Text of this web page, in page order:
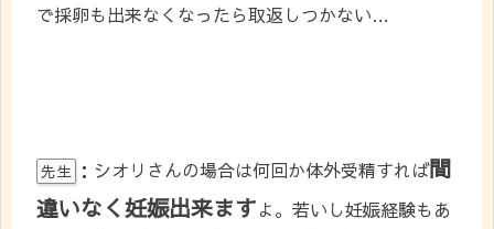
で採卵も出来なくなったら取返しつかない…
先生 ：シオリさんの場合は何回か体外受精すれば間
違いなく妊娠出来ますよ。若いし妊娠経験もあ